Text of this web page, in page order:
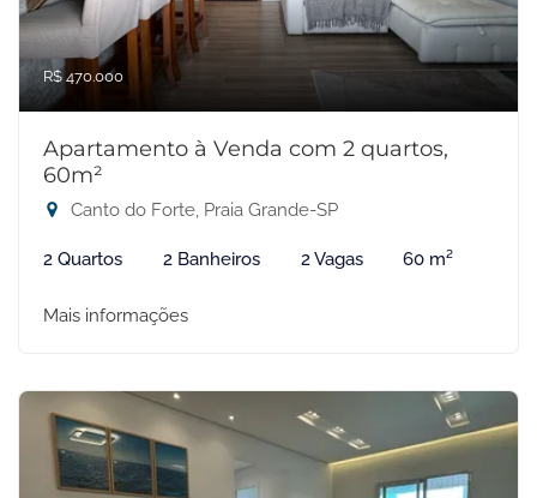
R$ 470.000
Apartamento à Venda com 2 quartos,
60m²
Canto do Forte, Praia Grande-SP
2 Quartos 2 Banheiros 2 Vagas 60 m²
Mais informações